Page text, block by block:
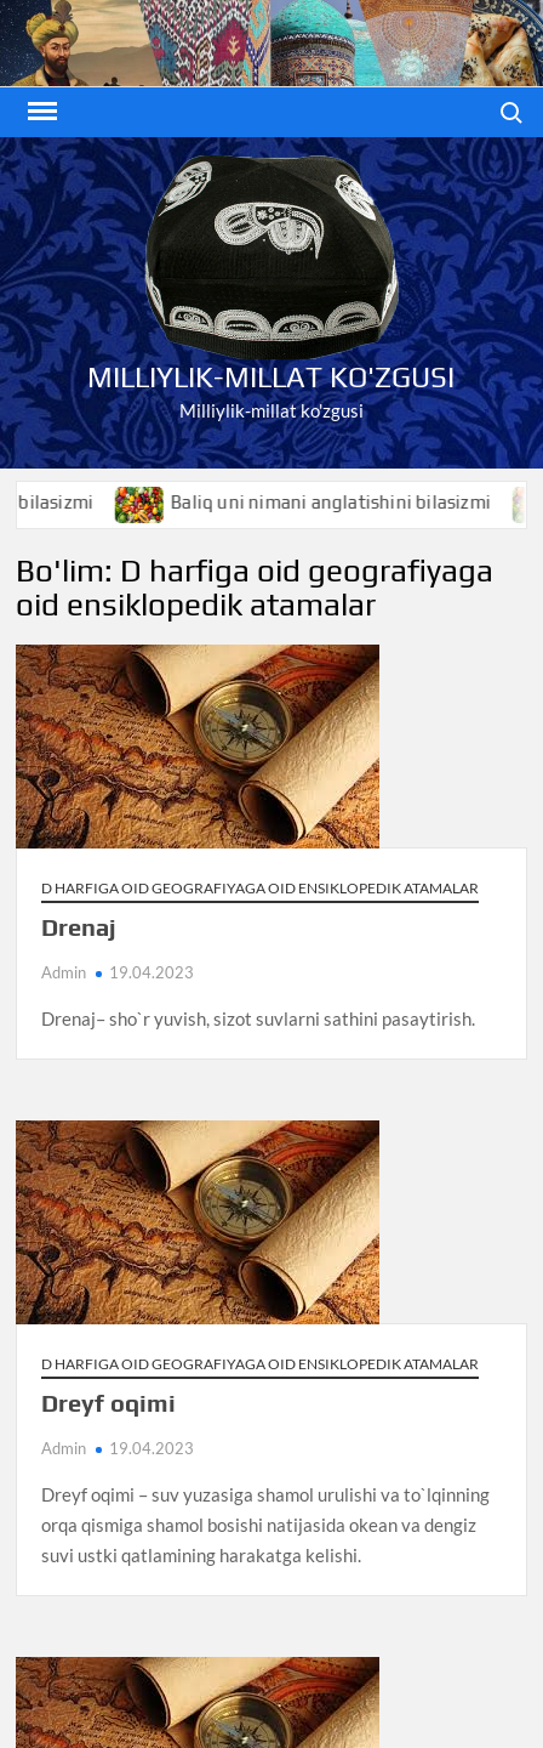
Skip
to
content
MILLIYLIK-MILLAT KO'ZGUSI
Milliylik-millat ko'zgusi
Baliq uni nimani anglatishini bilasizmi
Bo'lim: D harfiga oid geografiyaga
oid ensiklopedik atamalar
D HARFIGA OID GEOGRAFIYAGA OID ENSIKLOPEDIK ATAMALAR
Drenaj
Admin 19.04.2023
Drenaj– sho`r yuvish, sizot suvlarni sathini pasaytirish.
D HARFIGA OID GEOGRAFIYAGA OID ENSIKLOPEDIK ATAMALAR
Dreyf oqimi
Admin 19.04.2023
Dreyf oqimi – suv yuzasiga shamol urulishi va to`lqinning
orqa qismiga shamol bosishi natijasida okean va dengiz
suvi ustki qatlamining harakatga kelishi.